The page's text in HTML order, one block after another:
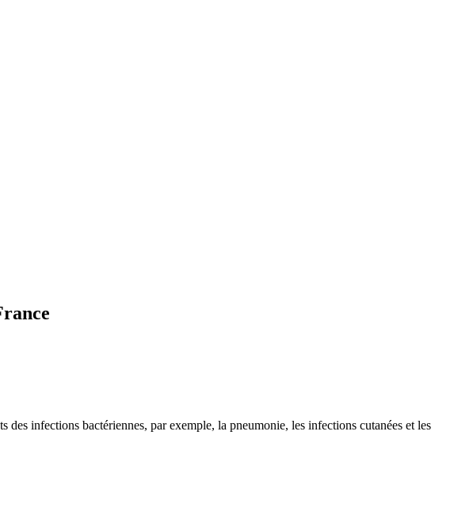
infections bactériennes, par exemple, la pneumonie, les infections cutanées et les